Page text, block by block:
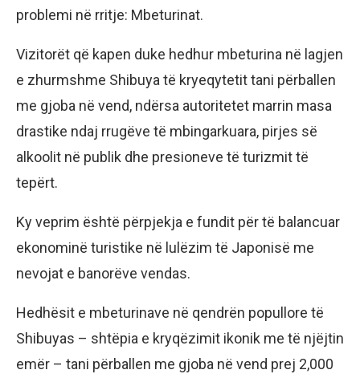
problemi në rritje: Mbeturinat.
Vizitorët që kapen duke hedhur mbeturina në lagjen
e zhurmshme Shibuya të kryeqytetit tani përballen
me gjoba në vend, ndërsa autoritetet marrin masa
drastike ndaj rrugëve të mbingarkuara, pirjes së
alkoolit në publik dhe presioneve të turizmit të
tepërt.
Ky veprim është përpjekja e fundit për të balancuar
ekonominë turistike në lulëzim të Japonisë me
nevojat e banorëve vendas.
Hedhësit e mbeturinave në qendrën popullore të
Shibuyas – shtëpia e kryqëzimit ikonik me të njëjtin
emër – tani përballen me gjoba në vend prej 2,000